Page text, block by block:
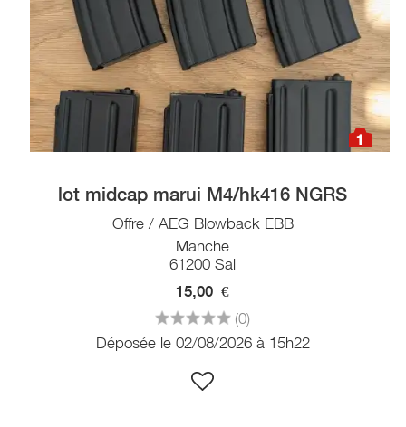
1
lot midcap marui M4/hk416 NGRS
Offre / AEG Blowback EBB
Manche
61200 Sai
15,00 €
(0)
Déposée le 02/08/2026 à 15h22